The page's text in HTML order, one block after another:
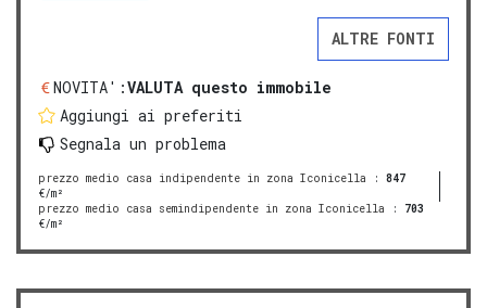
ALTRE FONTI
NOVITA':VALUTA questo immobile
Aggiungi ai preferiti
Segnala un problema
prezzo medio casa indipendente in zona Iconicella : 847
€/m²
prezzo medio casa semindipendente in zona Iconicella : 703
€/m²